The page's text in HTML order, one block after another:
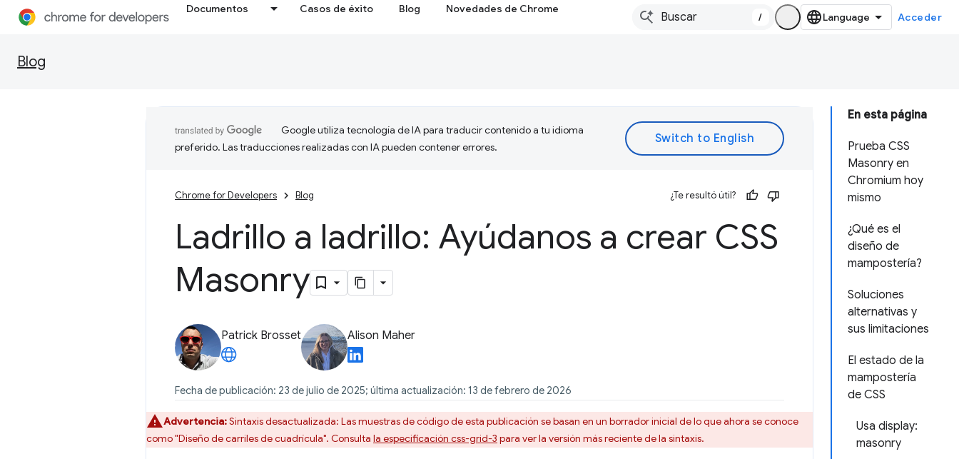
Documentos Casos de éxito Blog Novedades de Chrome
/ Acceder
Blog
En esta página
Prueba CSS
Masonry en
Chromium hoy
mismo
¿Qué es el
diseño de
mampostería?
Soluciones
alternativas y
sus limitaciones
El estado de la
mampostería
de CSS
Usa display:
masonry
Google utiliza tecnología de IA para traducir contenido a tu idioma
preferido. Las traducciones realizadas con IA pueden contener errores.
Chrome for Developers Blog ¿Te resultó útil?
Ladrillo a ladrillo: Ayúdanos a crear CSS
Masonry
Patrick Brosset Alison Maher
Fecha de publicación: 23 de julio de 2025; última actualización: 13 de febrero de 2026
Advertencia:Sintaxis desactualizada: Las muestras de código de esta publicación se basan en un borrador inicial de lo que ahora se conoce
como "Diseño de carriles de cuadrícula". Consulta la especificación css-grid-3 para ver la versión más reciente de la sintaxis.